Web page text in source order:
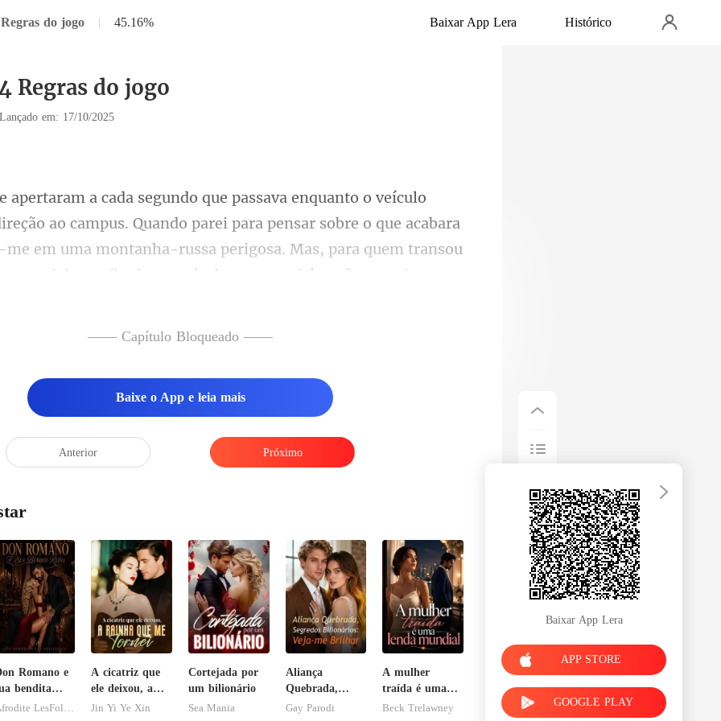
do jogo | 45.16% Baixar App Lera Histórico
Regras do jogo
Lançado em: 17/10/2025
parei para pensar sobre o que acabara
em uma montanha-russa perigosa. Mas, para quem tra
—— Capítulo Bloqueado ——
Baixe o App e leia mais
Anterior Próximo
Romano e
bendita
A cicatriz que
ele deixou, a
rainha que me
Jin Yi Ye Xin
Cortejada por
um bilionário
Sea Mania
Aliança
Quebrada,
Segredos
Gay Parodi
A mulher
traída é uma
lenda mundial
Beck Trelawney
Baixar App Lera
APP STORE
GOOGLE PLAY